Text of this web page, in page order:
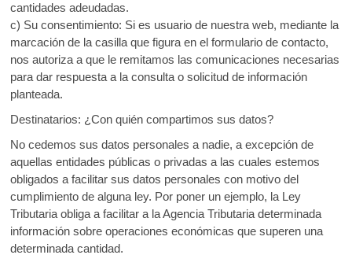
cantidades adeudadas.
c) Su consentimiento: Si es usuario de nuestra web, mediante la
marcación de la casilla que figura en el formulario de contacto,
nos autoriza a que le remitamos las comunicaciones necesarias
para dar respuesta a la consulta o solicitud de información
planteada.
Destinatarios: ¿Con quién compartimos sus datos?
No cedemos sus datos personales a nadie, a excepción de
aquellas entidades públicas o privadas a las cuales estemos
obligados a facilitar sus datos personales con motivo del
cumplimiento de alguna ley. Por poner un ejemplo, la Ley
Tributaria obliga a facilitar a la Agencia Tributaria determinada
información sobre operaciones económicas que superen una
determinada cantidad.